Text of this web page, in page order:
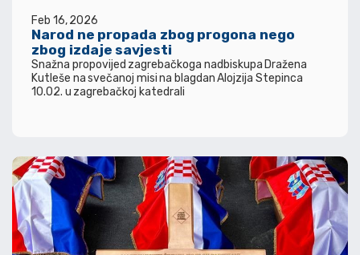
Feb 16, 2026
Narod ne propada zbog progona nego
zbog izdaje savjesti
Snažna propovijed zagrebačkoga nadbiskupa Dražena
Kutleše na svečanoj misi na blagdan Alojzija Stepinca
10.02. u zagrebačkoj katedrali